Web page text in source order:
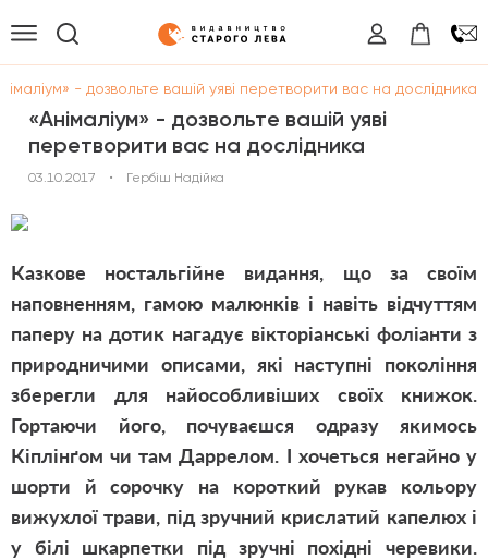
- дозвольте вашій уяві перетворити вас на дослідника
«Анімаліум» - дозвольте вашій уяві
перетворити вас на дослідника
03.10.2017 • Гербіш Надійка
Казкове ностальгійне видання, що за своїм
наповненням, гамою малюнків і навіть відчуттям
паперу на дотик нагадує вікторіанські фоліанти з
природничими описами, які наступні покоління
зберегли для найособливіших своїх книжок.
Гортаючи його, почуваєшся одразу якимось
Кіплінґом чи там Даррелом. І хочеться негайно у
шорти й сорочку на короткий рукав кольору
вижухлої трави, під зручний крислатий капелюх і
у білі шкарпетки під зручні похідні черевики.